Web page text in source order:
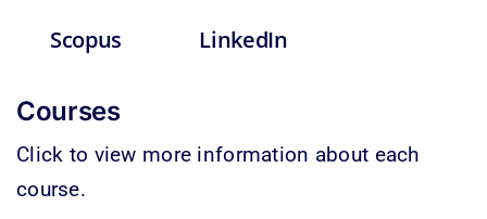
Scopus LinkedIn
Courses
Click to view more information about each
course.